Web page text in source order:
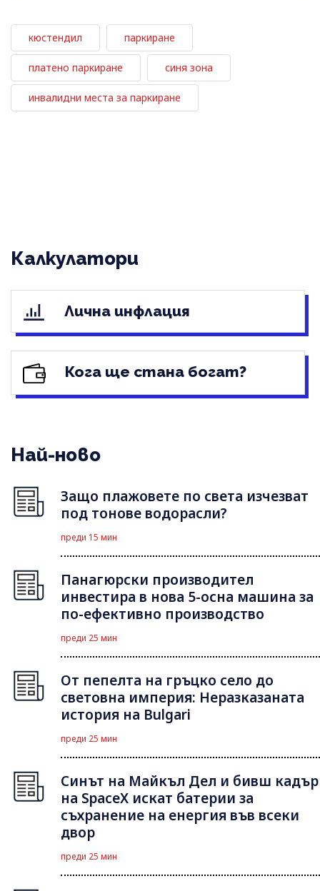
кюстендил паркиране
платено паркиране синя зона
инвалидни места за паркиране
Калкулатори
Лична инфлация
Кога ще стана богат?
Най-ново
Защо плажовете по света изчезват
под тонове водорасли?
преди 15 мин
Панагюрски производител
инвестира в нова 5-осна машина за
по-ефективно производство
преди 25 мин
От пепелта на гръцко село до
световна империя: Неразказаната
история на Bulgari
преди 25 мин
Синът на Майкъл Дeл и бивш кадър
на SpaceX искат батерии за
съхранение на енергия във всеки
двор
преди 25 мин